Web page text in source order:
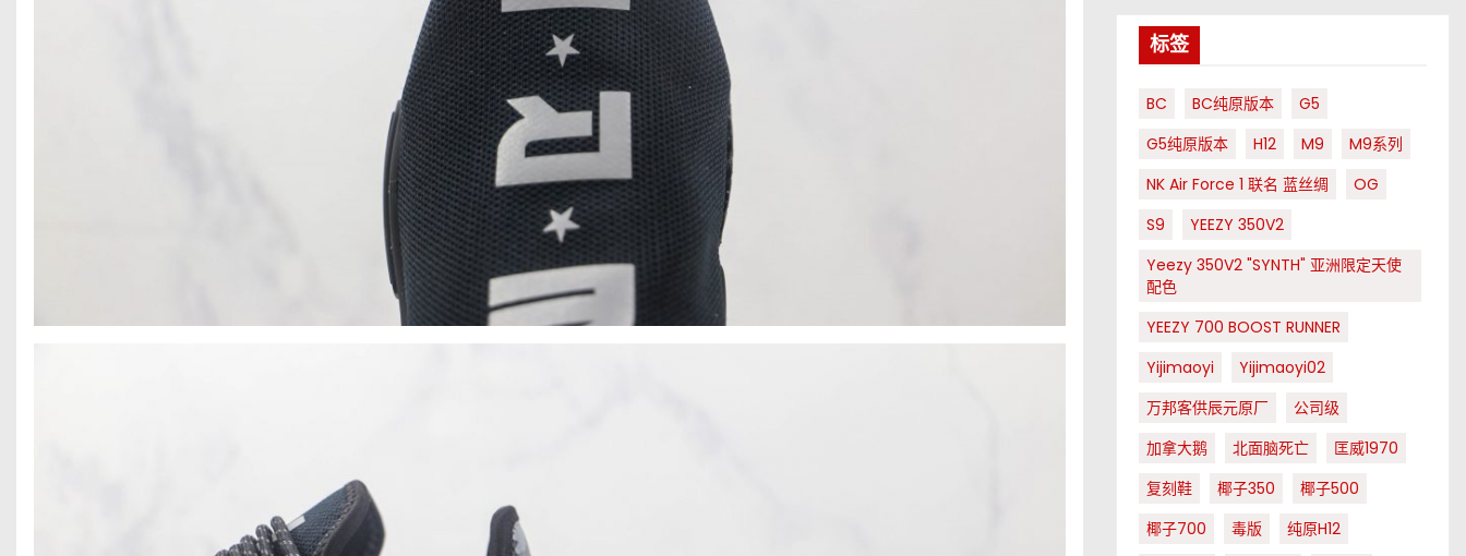
标签
BC BC纯原版本
G5
G5纯原版本
H12 M9
M9系列
NK Air Force 1 联名 蓝丝绸
OG
S9
YEEZY 350V2
Yeezy 350V2 "SYNTH" 亚洲限定天使
配色
YEEZY 700 BOOST RUNNER
Yijimaoyi
Yijimaoyi02
万邦客供辰元原厂
公司级
加拿大鹅
北面脑死亡
匡威1970
复刻鞋
椰子350
椰子500
椰子700
毒版
纯原H12